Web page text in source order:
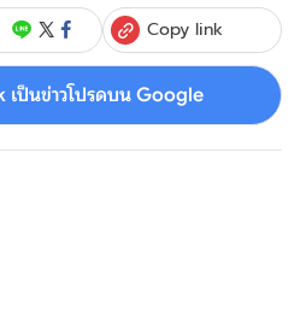
Copy link
เป็นข่าวโปรดบน Google